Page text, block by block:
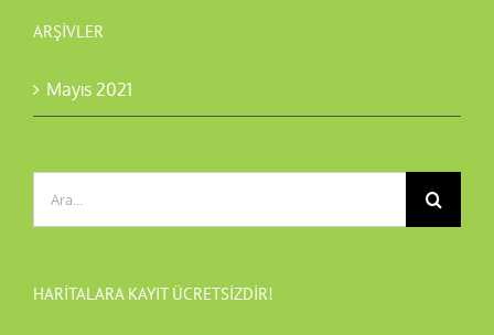
ARŞIVLER
Mayıs 2021
HARITALARA KAYIT ÜCRETSİZDİR!